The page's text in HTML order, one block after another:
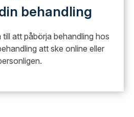
behandling
att påbörja behandling hos
att ske online eller